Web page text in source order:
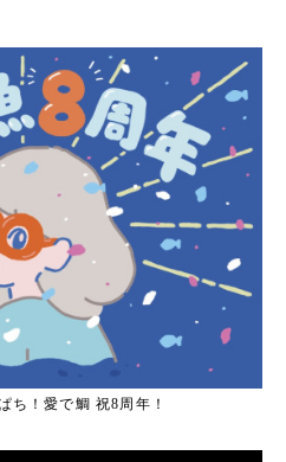
ち！愛で鯛 祝8周年！